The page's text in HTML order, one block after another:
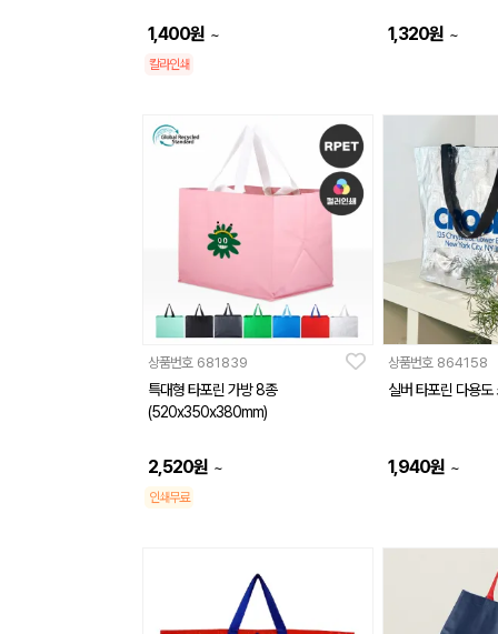
1,400원 ~
칼라인쇄
1,320원 ~
상품번호 681839
특대형 타포린 가방 8종
(520x350x380mm)
2,520원 ~
인쇄무료
상품번호 864158
실버 타포린 다용도
1,940원 ~